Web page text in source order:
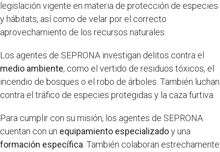
legislación vigente en materia de protección de especies
y hábitats, así como de velar por el correcto
aprovechamiento de los recursos naturales.
Los agentes de SEPRONA investigan delitos contra el
medio ambiente, como el vertido de residuos tóxicos, el
incendio de bosques o el robo de árboles. También luchan
contra el tráfico de especies protegidas y la caza furtiva.
Para cumplir con su misión, los agentes de SEPRONA
cuentan con un equipamiento especializadoy una
formación específica . También colaboran estrechamente